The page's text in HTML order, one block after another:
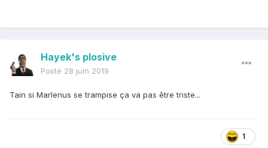
Hayek's plosive
Posté 28 juin 2019
Tain si Marlenus se trampise ça va pas être triste...
1